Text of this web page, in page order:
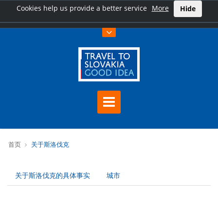
Cookies help us provide a better service More Hide
首页 关于斯洛伐克
关于斯洛伐克的具体事实 城市